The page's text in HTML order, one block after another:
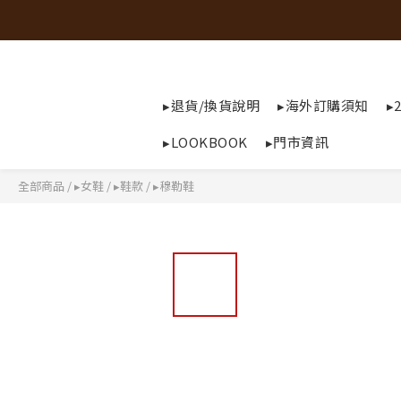
▸退貨/換貨說明 ▸海外訂購須知
▸LOOKBOOK
▸門市資訊
全部商品 /▸女鞋 /▸鞋款 /▸穆勒鞋